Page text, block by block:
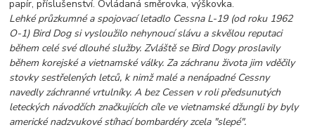
papír, příslušenství. Ovládaná směrovka, výškovka.
Lehké průzkumné a spojovací letadlo Cessna L-19 (od roku 1962
O-1) Bird Dog si vysloužilo nehynoucí slávu a skvělou reputaci
během celé své dlouhé služby. Zvláště se Bird Dogy proslavily
během korejské a vietnamské války. Za záchranu života jim vděčily
stovky sestřelených letců, k nimž malé a nenápadné Cessny
navedly záchranné vrtulníky. A bez Cessen v roli předsunutých
leteckých návodčích značkujících cíle ve vietnamské džungli by byly
americké nadzvukové stíhací bombardéry zcela "slepé".